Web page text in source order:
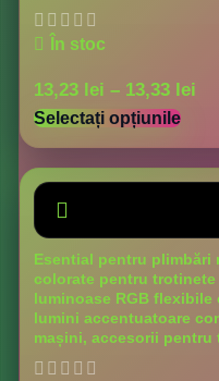
În stoc
13,23 lei – 13,33 lei
Selectați opțiunile
Esential pentru plimbări
colorate pentru
luminoase RGB flexibile
lumini accentuatoare
mașini, accesorii pentru